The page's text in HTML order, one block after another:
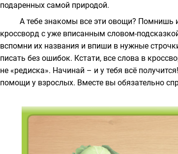
подаренных самой природой.
А тебе знакомы все эти овощи? Помнишь
кроссворд с уже вписанным словом-
вспомни их названия и впиши в нужные
писать без ошибок. Кстати, все слова в
не «редиска». Начинай – и у тебя всё
помощи у взрослых. Вместе вы обязательно